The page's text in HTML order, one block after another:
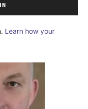
Learn how your